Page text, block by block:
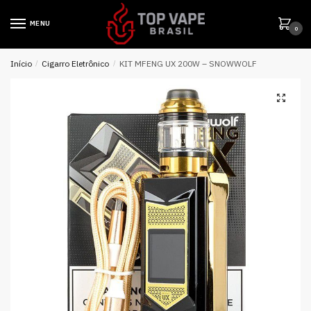
MENU
0
Início / Cigarro Eletrônico / KIT MFENG UX 200W – SNOWWOLF